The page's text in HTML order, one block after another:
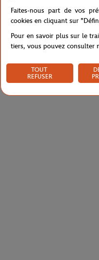
Faites-nous part de vos
cookies en cliquant sur
Pour en savoir plus sur le
tiers, vous pouvez consulter
TOUT
REFUSER